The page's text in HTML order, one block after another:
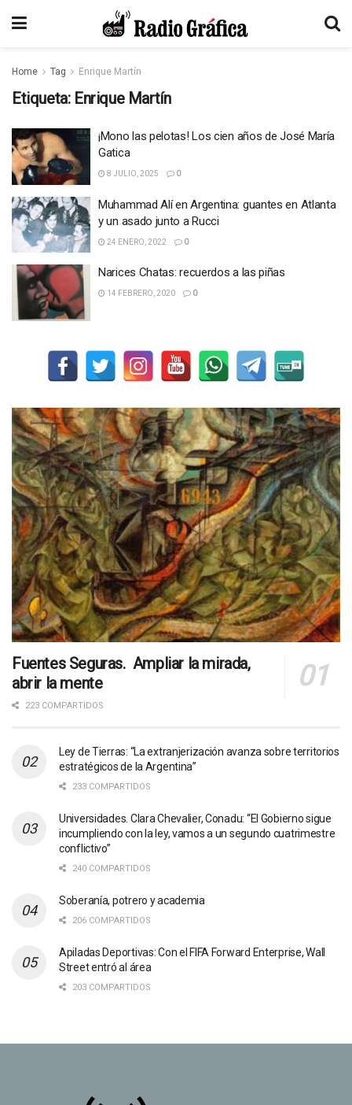
Home Tag Enrique Martín
Etiqueta: Enrique Martín
¡Mono las pelotas! Los cien años de José María
Gatica
8 JULIO, 2025 0
Muhammad Alí en Argentina: guantes en Atlanta
y un asado junto a Rucci
24 ENERO, 2022 0
Narices Chatas: recuerdos a las piñas
14 FEBRERO, 2020 0
Fuentes Seguras. Ampliar la mirada,
abrir la mente
223 COMPARTIDOS
Ley de Tierras: “La extranjerización avanza sobre territorios
estratégicos de la Argentina”
233 COMPARTIDOS
Universidades. Clara Chevalier, Conadu: “El Gobierno sigue
incumpliendo con la ley, vamos a un segundo cuatrimestre
conflictivo”
240 COMPARTIDOS
Soberanía, potrero y academia
206 COMPARTIDOS
Apiladas Deportivas: Con el FIFA Forward Enterprise, Wall
Street entró al área
203 COMPARTIDOS